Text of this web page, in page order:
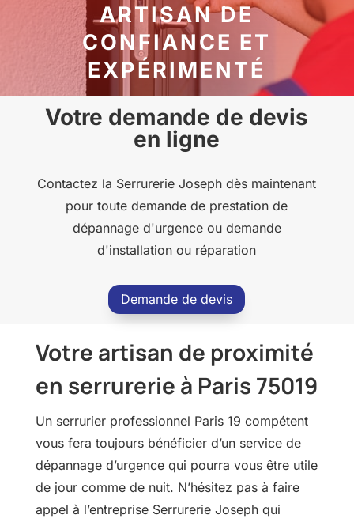
ARTISAN DE
CONFIANCE ET
EXPÉRIMENTÉ
Votre demande de devis
en ligne
Contactez la Serrurerie Joseph dès maintenant
pour toute demande de prestation de
dépannage d'urgence ou demande
d'installation ou réparation
Demande de devis
Votre artisan de proximité
en serrurerie à Paris 75019
Un serrurier professionnel Paris 19 compétent
vous fera toujours bénéficier d’un service de
dépannage d’urgence qui pourra vous être utile
de jour comme de nuit. N’hésitez pas à faire
appel à l’entreprise Serrurerie Joseph qui